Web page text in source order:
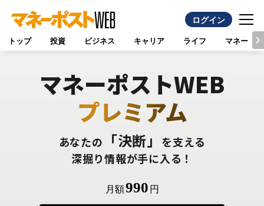
ログイン
トップ 投資 ビジネス キャリア ライフ マネー
マネーポストWEB
プレミアム
あなたの 「決断」
を支える
深掘り情報が手に入る！
月額990 円